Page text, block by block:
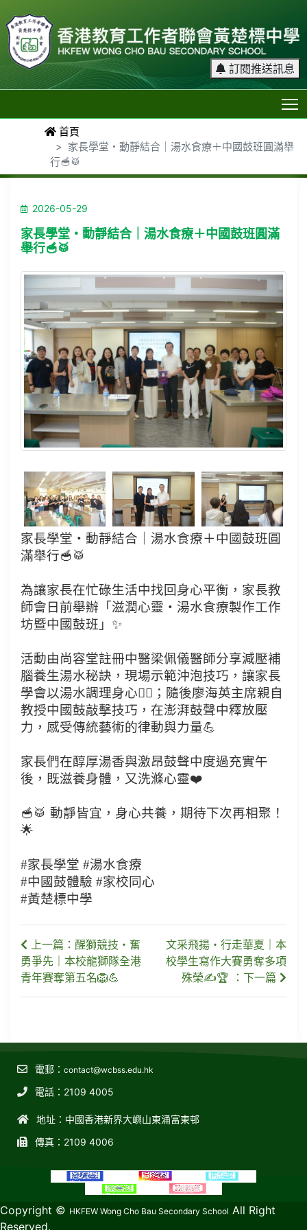
訂閱推送訊息
首頁
家長學堂・動靜結合｜湯水食療＋中國鼓班圓滿舉
行🥣🥁
2026-05-29
家長學堂・動靜結合｜湯水食療＋中國鼓班圓滿
舉行🥣🥁
家長學堂・動靜結合｜湯水食療＋中國鼓班圓
滿舉行🥣🥁
為讓家長在忙碌生活中找回身心平衡，家長教
師會日前舉辦「滋潤心靈‧湯水食療製作工作
坊暨中國鼓班」✨
活動由尚容堂註冊中醫梁佩儀醫師分享減壓補
腦養生湯水秘訣，現場示範沖泡技巧，讓家長
學會以湯水調理身心💆‍♀️；隨後廖海英主席親自
教授中國鼓敲擊技巧，在澎湃鼓聲中釋放壓
力，感受傳統藝術的律動與力量💪
家長們在醇厚湯香與激昂鼓聲中度過充實午
後，既滋養身體，又洗滌心靈❤️
🥣🥁 動靜皆宜，身心共養，期待下次再相聚！
🌟
#家長學堂 #湯水食療
#中國鼓體驗 #家校同心
#黃楚標中學
上一篇：醒獅競技・奮
勇爭先｜本校龍獅隊全港
青年賽奪第五名🦁💪
文采飛揚・行走華夏｜本
校學生寫作大賽勇奪多項
殊榮✍️🏆 ：下一篇
電郵： contact@wcbss.edu.hk
電話：2109 4005
地址：中國香港新界大嶼山東涌富東邨
傳真：2109 4006
教育傳媒集團 GoodSchool.hk
Copyright © HKFEW Wong Cho Bau Secondary School All Right
Reserved.